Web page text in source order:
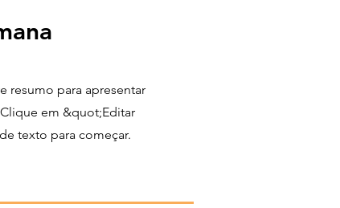
resumo para apresentar
em &quot;Editar
texto para começar.